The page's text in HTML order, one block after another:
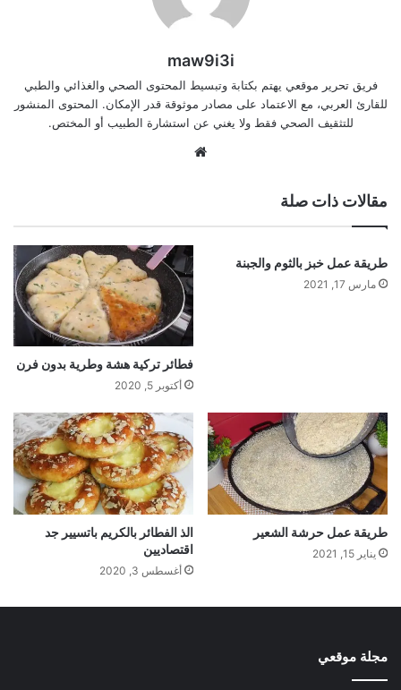
maw9i3i
فريق تحرير موقعي يهتم بكتابة وتبسيط المحتوى الصحي والغذائي والطبي
للقارئ العربي، مع الاعتماد على مصادر موثوقة قدر الإمكان. المحتوى المنشور
للتثقيف الصحي فقط ولا يغني عن استشارة الطبيب أو المختص.
مقالات ذات صلة
طريقة عمل خبز بالثوم والجبنة
مارس 17, 2021
فطائر تركية هشة وطرية بدون فرن
أكتوبر 5, 2020
طريقة عمل حرشة الشعير
يناير 15, 2021
الذ الفطائر بالكريم باتسيير جد
اقتصاديين
أغسطس 3, 2020
مجلة موقعي